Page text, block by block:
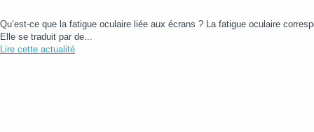
Qu’est-ce que la fatigue oculaire liée aux écrans ? La fatigue oculaire
Elle se traduit par de...
Lire cette actualité